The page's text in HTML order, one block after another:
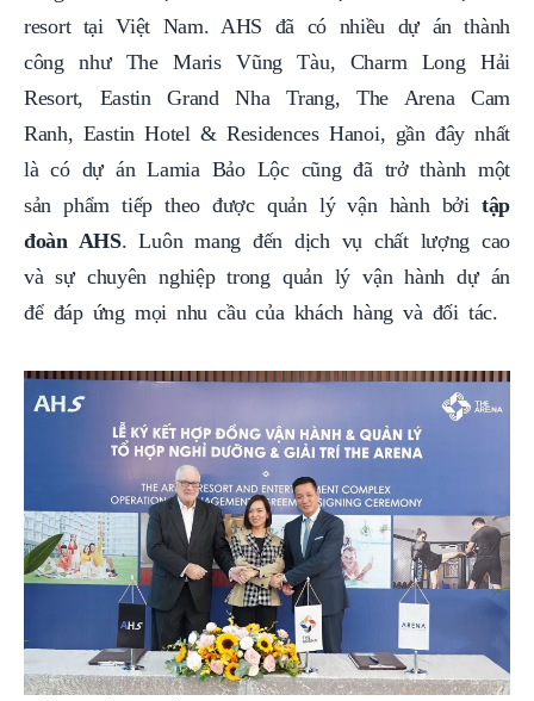
resort tại Việt Nam. AHS đã có nhiều dự án thành
công như The Maris Vũng Tàu, Charm Long Hải
Resort, Eastin Grand Nha Trang, The Arena Cam
Ranh, Eastin Hotel & Residences Hanoi, gần đây nhất
là có dự án Lamia Bảo Lộc cũng đã trở thành một
sản phẩm tiếp theo được quản lý vận hành bởi tập
đoàn AHS. Luôn mang đến dịch vụ chất lượng cao
và sự chuyên nghiệp trong quản lý vận hành dự án
để đáp ứng mọi nhu cầu của khách hàng và đối tác.